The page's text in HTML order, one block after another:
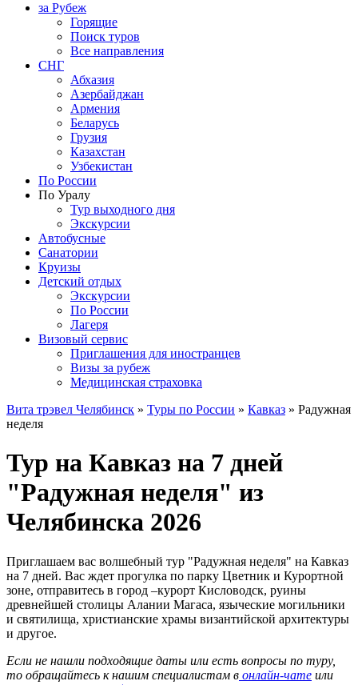
за Рубеж
Горящие
Поиск туров
Все направления
СНГ
Абхазия
Азербайджан
Армения
Беларусь
Грузия
Казахстан
Узбекистан
По России
По Уралу
Тур выходного дня
Экскурсии
Автобусные
Санатории
Круизы
Детский отдых
Экскурсии
По России
Лагеря
Визовый сервис
Приглашения для иностранцев
Визы за рубеж
Медицинская страховка
Вита трэвел Челябинск » Туры по России » Кавказ » Радужная
неделя
Тур на Кавказ на 7 дней
"Радужная неделя" из
Челябинска 2026
Приглашаем вас волшебный тур "Радужная неделя" на Кавказ
на 7 дней. Вас ждет прогулка по парку Цветник и Курортной
зоне, отправитесь в город –курорт Кисловодск, руины
древнейшей столицы Алании Магаса, языческие могильники
и святилища, христианские храмы византийской архитектуры
и другое.
Если не нашли подходящие даты или есть вопросы по туру,
то обращайтесь к нашим специалистам в онлайн-чате или